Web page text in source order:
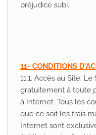
préjudice subi.
11- CONDITIONS
11.1. Accès au Site.
gratuitement à toute
à Internet. Tous les
que ce soit les frais
Internet sont